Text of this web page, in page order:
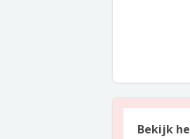
Bekijk